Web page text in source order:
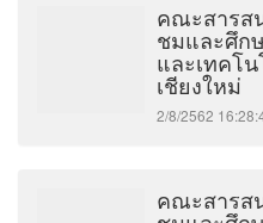
คณะสารส
ชมและศึก
และเทคโ
เชียงใหม่
2/8/2562
คณะสารส